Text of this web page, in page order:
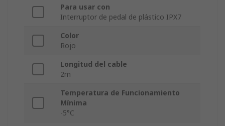
Para usar con
Interruptor de pedal de plástico IPX7
Color
Rojo
Longitud del cable
2m
Temperatura de Funcionamiento
Mínima
-5°C